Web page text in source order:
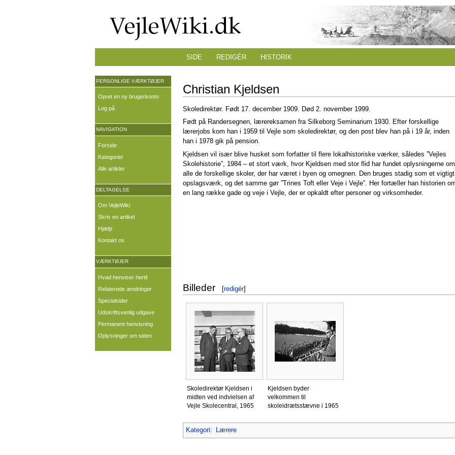
Christian Kjeldsen
Skoledirektør. Født 17. december 1909. Død 2. november 1999.
Født på Randersegnen, lærereksamen fra Silkeborg Seminarium 1930. Efter forskellige
lærerjobs kom han i 1959 til Vejle som skoledirektør, og den post blev han på i 19 år, inden
han i 1978 gik på pension.
Kjeldsen vil især blive husket som forfatter til flere lokalhistoriske værker, således ”Vejles
Skolehistorie”, 1984 – et stort værk, hvor Kjeldsen med stor flid har fundet oplysningerne om
alle de forskellige skoler, der har været i byen og omegnen. Den bruges stadig som et vigtigt
opslagsværk, og det samme gør ”Trines Toft eller Veje i Vejle”. Her fortæller han historien
en lang række gade og veje i Vejle, der er opkaldt efter personer og virksomheder.
Billeder [redigér]
Skoledirektør Kjeldsen i
midten ved indvielsen af
Vejle Skolecentral, 1965
Kjeldsen byder
velkommen til
skoleidrætsstævne i 1965
Kategori: Lærere
SIDE REDIGÉR HISTORIK
PERSONLIGE VÆRKTØJER
Opret en ny brugerkonto
Log på
NAVIGATION
Forside
Kategorier
Alle artikler
DELTAGELSE
Om VejleWiki
Skriv en artikel
Hjælp
Kontakt os
VÆRKTØJER
Hvad henviser hertil
Relaterede ændringer
Specialsider
Udskriftsvenlig udgave
Permanent henvisning
Oplysninger om siden